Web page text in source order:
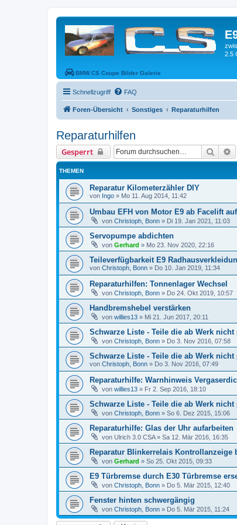
2.5
BMW CS Coupe Bilder Galerie
Schnellzugriff FAQ
Foren-Übersicht Sonstiges Reparaturhilfen
Reparaturhilfen
Gesperrt Suche
THEMEN
Reparatur Kilometerzähler DIY
von Ingo » Mo 11. Aug 2014, 11:42
Umbau EFH von Motor E9 ab Facelift
von Christoph, Bonn » Di 19. Jan 2021, 11:03
Servopumpe abdichten
von Gerhard » Mo 23. Nov 2020, 22:16
Teileverfügbarkeit E9
von Christoph, Bonn » Do 10. Jan 2019, 11:34
Reparaturhilfen: Tonnenlager Wechsel
von Christoph, Bonn » Do 24. Okt 2019, 10:57
Handbremshebel verstärken
von willies13 » Mi 21. Jun 2017, 20:11
Schwarze Liste - Teile die ab Werk nicht
von Christoph, Bonn » Do 3. Nov 2016, 07:58
Schwarze Liste - Teile die ab Werk nicht
von Christoph, Bonn » Do 3. Nov 2016, 07:49
Reparaturhilfe: Warnhinweis
von willies13 » Fr 2. Sep 2016, 18:10
Schwarze Liste - Teile die ab Werk nicht
von Christoph, Bonn » So 6. Dez 2015, 15:06
Reparaturhilfe: Glas der Uhr aufarbeiten
von Ulrich 3.0 CSA» Sa 12. Mär 2016, 16:35
Reparatur Blinkerrelais Kontrollanzeige
von Gerhard » So 25. Okt 2015, 09:33
E9 Türbremse durch E30 Türbremse
von Christoph, Bonn » Do 5. Mär 2015, 12:40
Fenster hinten schwergängig
von Christoph, Bonn » Do 5. Mär 2015, 11:24